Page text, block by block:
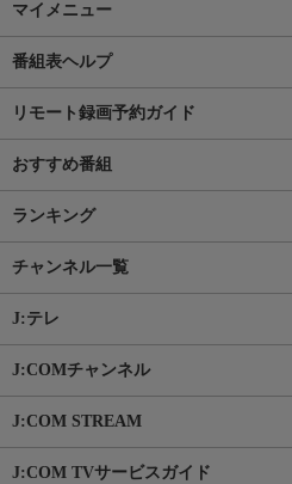
マイメニュー
番組表ヘルプ
リモート録画予約ガイド
おすすめ番組
ランキング
チャンネル一覧
J:テレ
J:COMチャンネル
J:COM STREAM
J:COM TVサービスガイド